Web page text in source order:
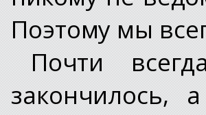
Поэтому мы
Почти
закончилось,